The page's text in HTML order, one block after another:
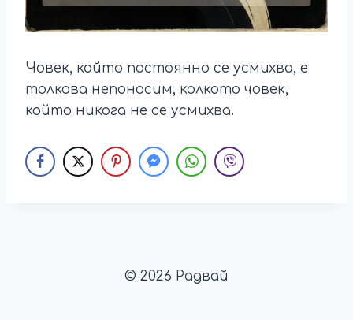
Човек, който постоянно се усмихва, е
толкова непоносим, колкото човек,
който никога не се усмихва.
© 2026 Радвай